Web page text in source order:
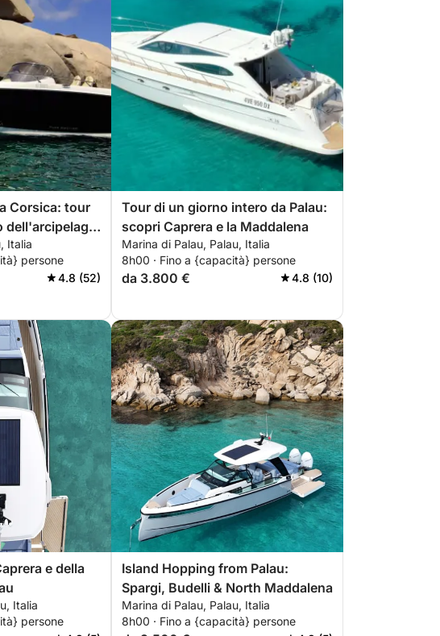
Corsica: tour
dell'arcipelago
Italia
persone
4.8 (52)
Tour di un giorno intero da Palau:
scopri Caprera e la Maddalena
Marina di Palau, Palau, Italia
8h00 · Fino a {capacità} persone
da 3.800 € 4.8 (10)
e della
Italia
persone
Island Hopping from Palau:
Spargi, Budelli & North Maddalena
Marina di Palau, Palau, Italia
8h00 · Fino a {capacità} persone